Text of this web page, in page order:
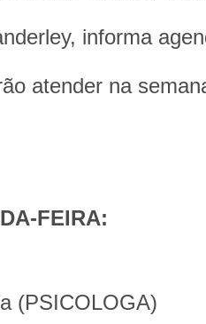
informa
atender na
FEIRA:
(PSICOLOGA)